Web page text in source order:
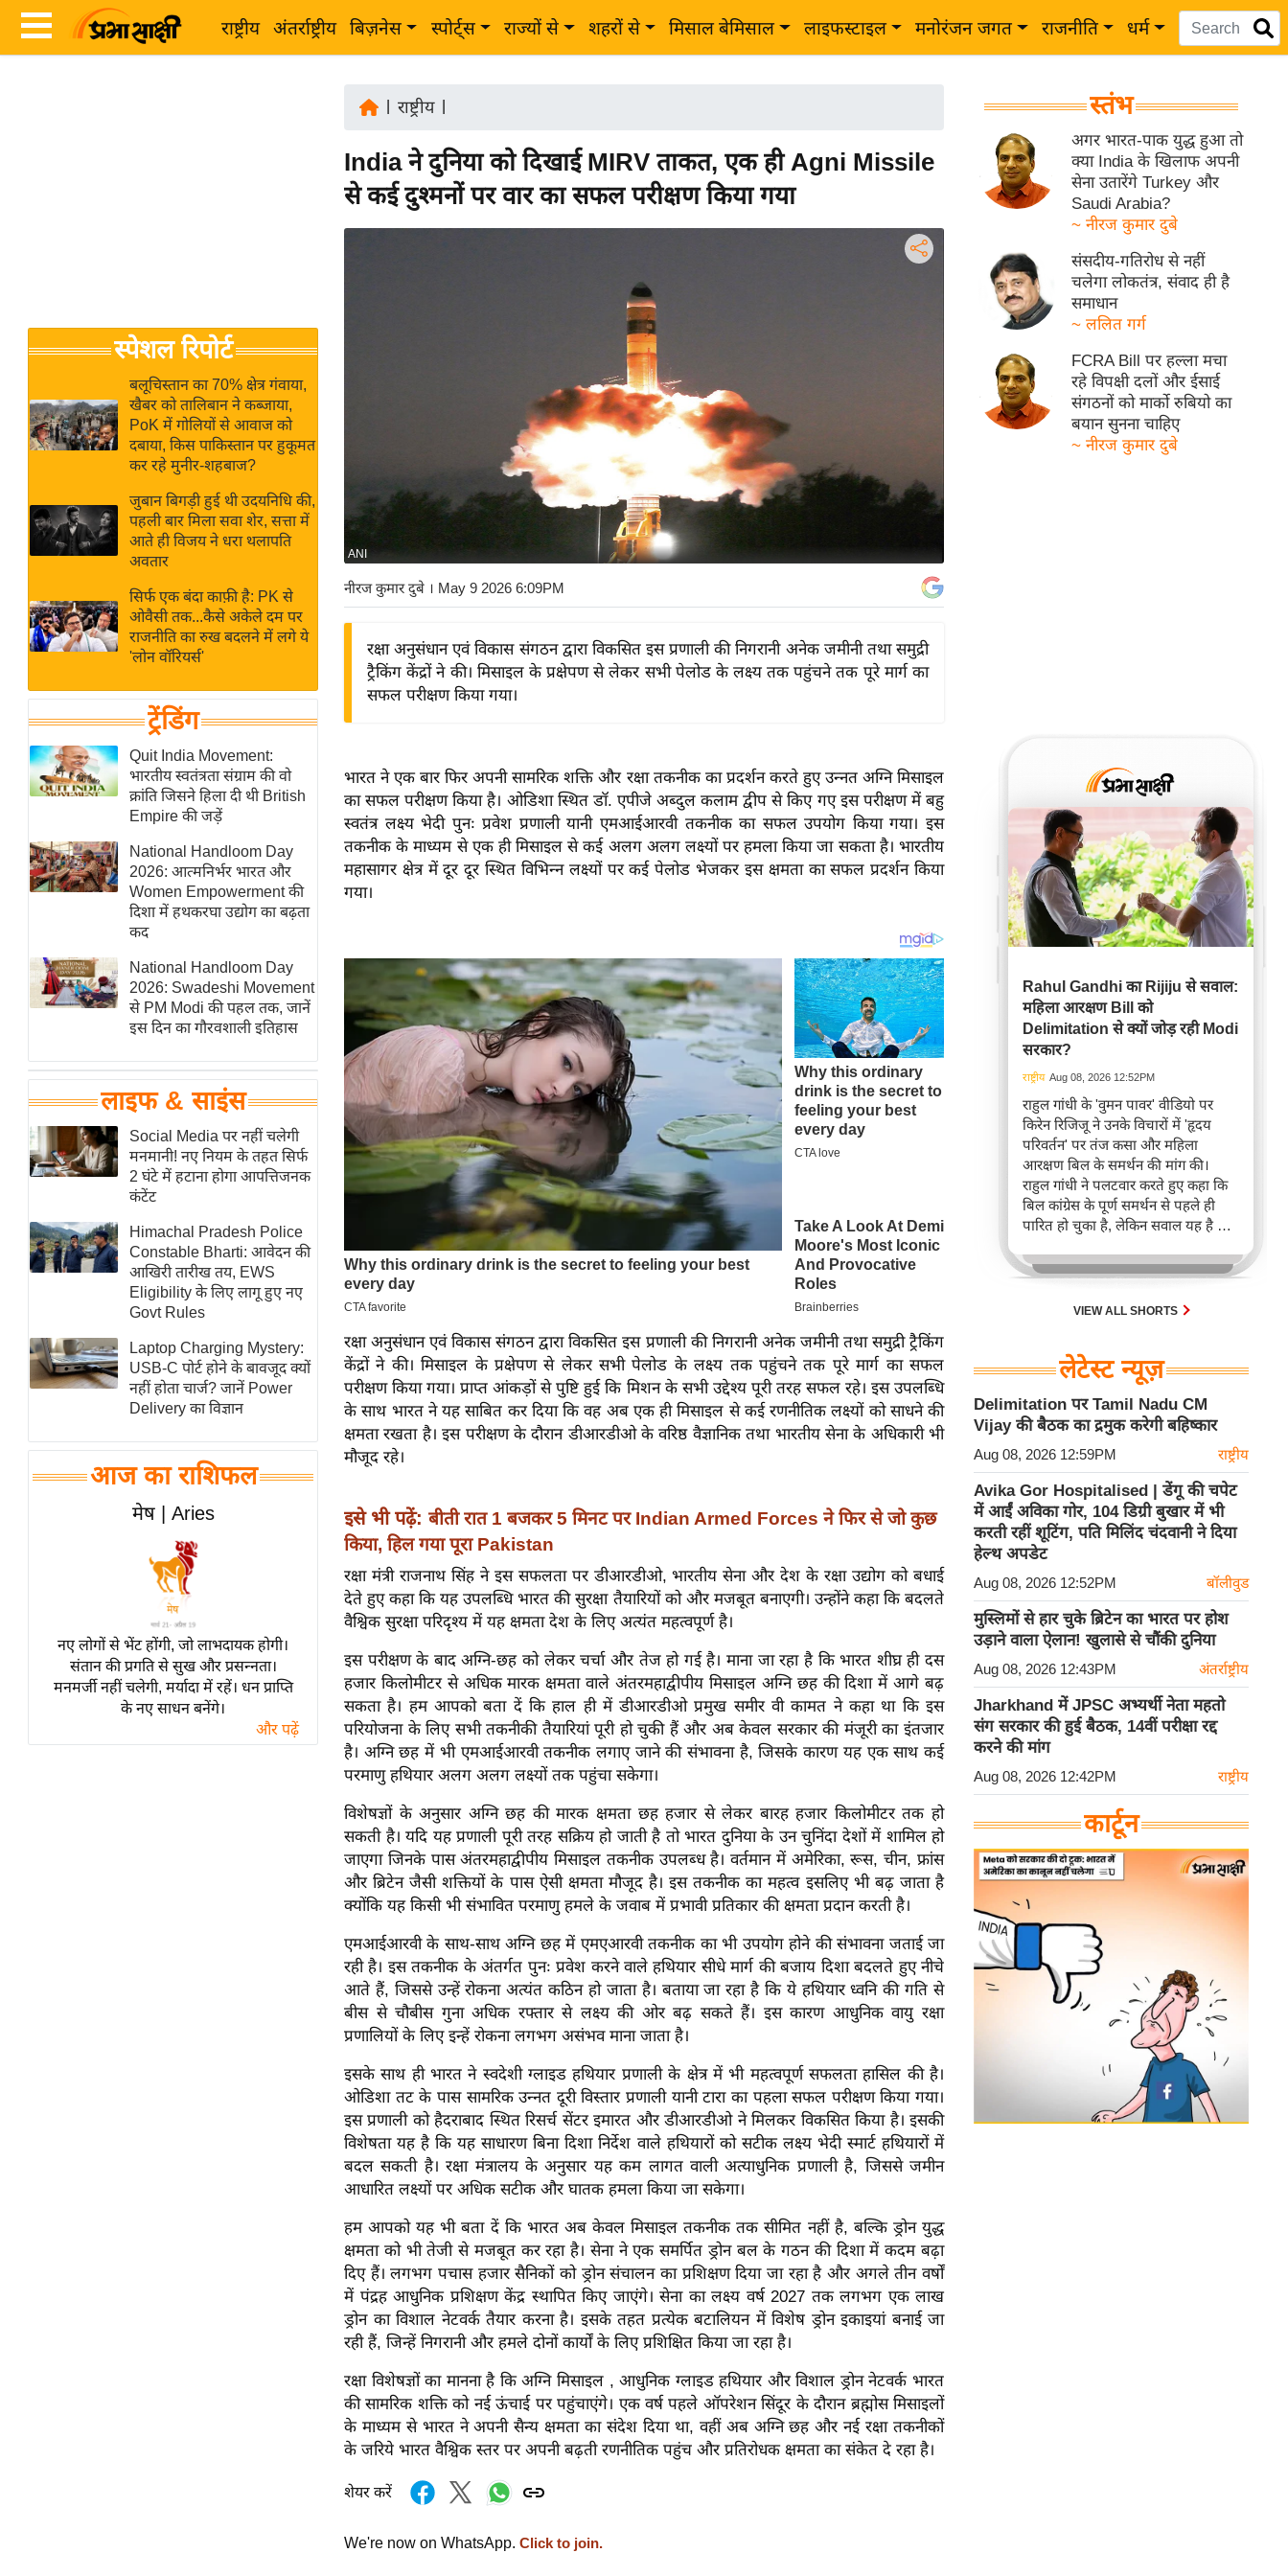
राष्ट्रीय अंतर्राष्ट्रीय बिज़नेस स्पोर्ट्स राज्यों से शहरों से मिसाल बेमिसाल लाइफस्टाइल मनोरंजन जगत राजनीति धर्म
Breaking
News in
Hindi
Hindi
Videos
जगत
राय
बजट
IPL
2026
ई-पेपर
मिसाल बेमिसाल
शख्सियत
यंग इंडिया
साहित्य जगत
ऑटो वर्ल्ड
न्यूज ब्रीफ
मनोरंजन जगत
बॉलीवुड
हॉलीवुड
फिल्म समीक्षा
Breaking
News
लाइफस्टाइल
टेक्नॉलॉजी
घरेलू नुस्खे
पर्यटन स्थल
फिटनेस मंत्रा
रिलेशनशिप
राजनीति
विश्लेषण
समसामयिक
मातृभूमि
एम.
आर.
आई.
समीक्षा
धर्म
ज्योतिष
त्योहार
राशिफल
विशेष
स्पेशल रिपोर्ट
बलूचिस्तान का 70% क्षेत्र गंवाया,
खैबर को तालिबान ने कब्जाया,
PoK में गोलियों से आवाज को
दबाया, किस पाकिस्तान पर हुकूमत
कर रहे मुनीर-शहबाज?
जुबान बिगड़ी हुई थी उदयनिधि की,
पहली बार मिला सवा शेर, सत्ता में
आते ही विजय ने धरा थलापति
अवतार
सिर्फ एक बंदा काफ़ी है: PK से
ओवैसी तक...कैसे अकेले दम पर
राजनीति का रुख बदलने में लगे ये
'लोन वॉरियर्स'
ट्रेंडिंग
Quit India Movement:
भारतीय स्वतंत्रता संग्राम की वो
क्रांति जिसने हिला दी थी British
Empire की जड़ें
National Handloom Day
2026: आत्मनिर्भर भारत और
Women Empowerment की
दिशा में हथकरघा उद्योग का बढ़ता
कद
National Handloom Day
2026: Swadeshi Movement
से PM Modi की पहल तक, जानें
इस दिन का गौरवशाली इतिहास
लाइफ & साइंस
Social Media पर नहीं चलेगी
मनमानी! नए नियम के तहत सिर्फ
2 घंटे में हटाना होगा आपत्तिजनक
कंटेंट
Himachal Pradesh Police
Constable Bharti: आवेदन की
आखिरी तारीख तय, EWS
Eligibility के लिए लागू हुए नए
Govt Rules
Laptop Charging Mystery:
USB-C पोर्ट होने के बावजूद क्यों
नहीं होता चार्ज? जानें Power
Delivery का विज्ञान
आज का राशिफल
मेष | Aries
नए लोगों से भेंट होंगी, जो लाभदायक होगी।
संतान की प्रगति से सुख और प्रसन्नता।
मनमर्जी नहीं चलेगी, मर्यादा में रहें। धन प्राप्ति
के नए साधन बनेंगे।
और पढ़ें
राष्ट्रीय|
India ने दुनिया को दिखाई MIRV ताकत, एक ही Agni Missile
से कई दुश्मनों पर वार का सफल परीक्षण किया गया
ANI
नीरज कुमार दुबे । May 9 2026 6:09PM
रक्षा अनुसंधान एवं विकास संगठन द्वारा विकसित इस प्रणाली की निगरानी अनेक जमीनी तथा समुद्री
ट्रैकिंग केंद्रों ने की। मिसाइल के प्रक्षेपण से लेकर सभी पेलोड के लक्ष्य तक पहुंचने तक पूरे मार्ग का
सफल परीक्षण किया गया।
भारत ने एक बार फिर अपनी सामरिक शक्ति और रक्षा तकनीक का प्रदर्शन करते हुए उन्नत अग्नि मिसाइल
का सफल परीक्षण किया है। ओडिशा स्थित डॉ. एपीजे अब्दुल कलाम द्वीप से किए गए इस परीक्षण में बहु
स्वतंत्र लक्ष्य भेदी पुनः प्रवेश प्रणाली यानी एमआईआरवी तकनीक का सफल उपयोग किया गया। इस
तकनीक के माध्यम से एक ही मिसाइल से कई अलग अलग लक्ष्यों पर हमला किया जा सकता है। भारतीय
महासागर क्षेत्र में दूर दूर स्थित विभिन्न लक्ष्यों पर कई पेलोड भेजकर इस क्षमता का सफल प्रदर्शन किया
गया।
रक्षा अनुसंधान एवं विकास संगठन द्वारा विकसित इस प्रणाली की निगरानी अनेक जमीनी तथा समुद्री ट्रैकिंग
केंद्रों ने की। मिसाइल के प्रक्षेपण से लेकर सभी पेलोड के लक्ष्य तक पहुंचने तक पूरे मार्ग का सफल
परीक्षण किया गया। प्राप्त आंकड़ों से पुष्टि हुई कि मिशन के सभी उद्देश्य पूरी तरह सफल रहे। इस उपलब्धि
के साथ भारत ने यह साबित कर दिया कि वह अब एक ही मिसाइल से कई रणनीतिक लक्ष्यों को साधने की
क्षमता रखता है। इस परीक्षण के दौरान डीआरडीओ के वरिष्ठ वैज्ञानिक तथा भारतीय सेना के अधिकारी भी
मौजूद रहे।
इसे भी पढ़ें: बीती रात 1 बजकर 5 मिनट पर Indian Armed Forces ने फिर से जो कुछ
किया, हिल गया पूरा Pakistan
रक्षा मंत्री राजनाथ सिंह ने इस सफलता पर डीआरडीओ, भारतीय सेना और देश के रक्षा उद्योग को बधाई
देते हुए कहा कि यह उपलब्धि भारत की सुरक्षा तैयारियों को और मजबूत बनाएगी। उन्होंने कहा कि बदलते
वैश्विक सुरक्षा परिदृश्य में यह क्षमता देश के लिए अत्यंत महत्वपूर्ण है।
इस परीक्षण के बाद अग्नि-छह को लेकर चर्चा और तेज हो गई है। माना जा रहा है कि भारत शीघ्र ही दस
हजार किलोमीटर से अधिक मारक क्षमता वाले अंतरमहाद्वीपीय मिसाइल अग्नि छह की दिशा में आगे बढ़
सकता है। हम आपको बता दें कि हाल ही में डीआरडीओ प्रमुख समीर वी कामत ने कहा था कि इस
परियोजना के लिए सभी तकनीकी तैयारियां पूरी हो चुकी हैं और अब केवल सरकार की मंजूरी का इंतजार
है। अग्नि छह में भी एमआईआरवी तकनीक लगाए जाने की संभावना है, जिसके कारण यह एक साथ कई
परमाणु हथियार अलग अलग लक्ष्यों तक पहुंचा सकेगा।
विशेषज्ञों के अनुसार अग्नि छह की मारक क्षमता छह हजार से लेकर बारह हजार किलोमीटर तक हो
सकती है। यदि यह प्रणाली पूरी तरह सक्रिय हो जाती है तो भारत दुनिया के उन चुनिंदा देशों में शामिल हो
जाएगा जिनके पास अंतरमहाद्वीपीय मिसाइल तकनीक उपलब्ध है। वर्तमान में अमेरिका, रूस, चीन, फ्रांस
और ब्रिटेन जैसी शक्तियों के पास ऐसी क्षमता मौजूद है। इस तकनीक का महत्व इसलिए भी बढ़ जाता है
क्योंकि यह किसी भी संभावित परमाणु हमले के जवाब में प्रभावी प्रतिकार की क्षमता प्रदान करती है।
एमआईआरवी के साथ-साथ अग्नि छह में एमएआरवी तकनीक का भी उपयोग होने की संभावना जताई जा
रही है। इस तकनीक के अंतर्गत पुनः प्रवेश करने वाले हथियार सीधे मार्ग की बजाय दिशा बदलते हुए नीचे
आते हैं, जिससे उन्हें रोकना अत्यंत कठिन हो जाता है। बताया जा रहा है कि ये हथियार ध्वनि की गति से
बीस से चौबीस गुना अधिक रफ्तार से लक्ष्य की ओर बढ़ सकते हैं। इस कारण आधुनिक वायु रक्षा
प्रणालियों के लिए इन्हें रोकना लगभग असंभव माना जाता है।
इसके साथ ही भारत ने स्वदेशी ग्लाइड हथियार प्रणाली के क्षेत्र में भी महत्वपूर्ण सफलता हासिल की है।
ओडिशा तट के पास सामरिक उन्नत दूरी विस्तार प्रणाली यानी टारा का पहला सफल परीक्षण किया गया।
इस प्रणाली को हैदराबाद स्थित रिसर्च सेंटर इमारत और डीआरडीओ ने मिलकर विकसित किया है। इसकी
विशेषता यह है कि यह साधारण बिना दिशा निर्देश वाले हथियारों को सटीक लक्ष्य भेदी स्मार्ट हथियारों में
बदल सकती है। रक्षा मंत्रालय के अनुसार यह कम लागत वाली अत्याधुनिक प्रणाली है, जिससे जमीन
आधारित लक्ष्यों पर अधिक सटीक और घातक हमला किया जा सकेगा।
हम आपको यह भी बता दें कि भारत अब केवल मिसाइल तकनीक तक सीमित नहीं है, बल्कि ड्रोन युद्ध
क्षमता को भी तेजी से मजबूत कर रहा है। सेना ने एक समर्पित ड्रोन बल के गठन की दिशा में कदम बढ़ा
दिए हैं। लगभग पचास हजार सैनिकों को ड्रोन संचालन का प्रशिक्षण दिया जा रहा है और अगले तीन वर्षों
में पंद्रह आधुनिक प्रशिक्षण केंद्र स्थापित किए जाएंगे। सेना का लक्ष्य वर्ष 2027 तक लगभग एक लाख
ड्रोन का विशाल नेटवर्क तैयार करना है। इसके तहत प्रत्येक बटालियन में विशेष ड्रोन इकाइयां बनाई जा
रही हैं, जिन्हें निगरानी और हमले दोनों कार्यों के लिए प्रशिक्षित किया जा रहा है।
रक्षा विशेषज्ञों का मानना है कि अग्नि मिसाइल , आधुनिक ग्लाइड हथियार और विशाल ड्रोन नेटवर्क भारत
की सामरिक शक्ति को नई ऊंचाई पर पहुंचाएंगे। एक वर्ष पहले ऑपरेशन सिंदूर के दौरान ब्रह्मोस मिसाइलों
के माध्यम से भारत ने अपनी सैन्य क्षमता का संदेश दिया था, वहीं अब अग्नि छह और नई रक्षा तकनीकों
के जरिये भारत वैश्विक स्तर पर अपनी बढ़ती रणनीतिक पहुंच और प्रतिरोधक क्षमता का संकेत दे रहा है।
शेयर करें
We're now on WhatsApp. Click to join.
स्तंभ
अगर भारत-पाक युद्ध हुआ तो
क्या India के खिलाफ अपनी
सेना उतारेंगे Turkey और
Saudi Arabia?
~ नीरज कुमार दुबे
संसदीय-गतिरोध से नहीं
चलेगा लोकतंत्र, संवाद ही है
समाधान
~ ललित गर्ग
FCRA Bill पर हल्ला मचा
रहे विपक्षी दलों और ईसाई
संगठनों को मार्को रुबियो का
बयान सुनना चाहिए
~ नीरज कुमार दुबे
Rahul Gandhi का Rijiju से सवाल:
महिला आरक्षण Bill को
Delimitation से क्यों जोड़ रही Modi
सरकार?
राष्ट्रीय Aug 08, 2026 12:52PM
राहुल गांधी के 'वुमन पावर' वीडियो पर
किरेन रिजिजू ने उनके विचारों में 'हृदय
परिवर्तन' पर तंज कसा और महिला
आरक्षण बिल के समर्थन की मांग की।
राहुल गांधी ने पलटवार करते हुए कहा कि
बिल कांग्रेस के पूर्ण समर्थन से पहले ही
पारित हो चुका है, लेकिन सवाल यह है कि
गया और बेवजह परिसीमन से क्यों जोड़ा
VIEW ALL SHORTS
लेटेस्ट न्यूज़
Delimitation पर Tamil Nadu CM
Vijay की बैठक का द्रमुक करेगी बहिष्कार
Aug 08, 2026 12:59PM राष्ट्रीय
Avika Gor Hospitalised | डेंगू की चपेट
में आईं अविका गोर, 104 डिग्री बुखार में भी
करती रहीं शूटिंग, पति मिलिंद चंदवानी ने दिया
हेल्थ अपडेट
Aug 08, 2026 12:52PM बॉलीवुड
मुस्लिमों से हार चुके ब्रिटेन का भारत पर होश
उड़ाने वाला ऐलान! खुलासे से चौंकी दुनिया
Aug 08, 2026 12:43PM अंतर्राष्ट्रीय
Jharkhand में JPSC अभ्यर्थी नेता महतो
संग सरकार की हुई बैठक, 14वीं परीक्षा रद्द
करने की मांग
Aug 08, 2026 12:42PM राष्ट्रीय
कार्टून